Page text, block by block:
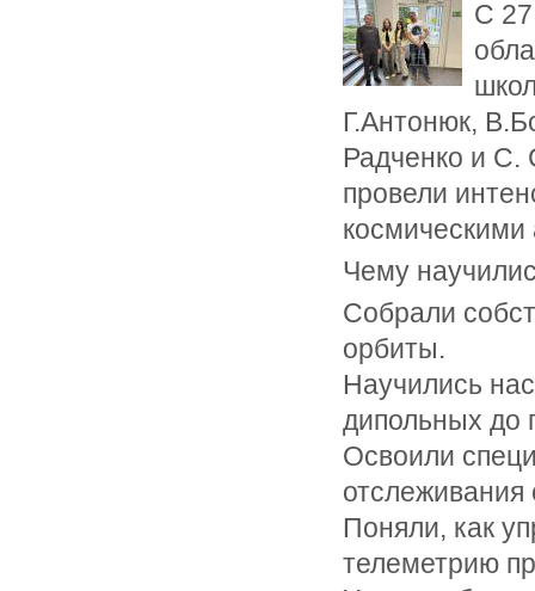
С 27
Г.Антонюк,
Радченко и С.
провели
Чему
Собрали
орбиты.
Научились
дипольных до
Освоили
отслеживания
Поняли, как
телеметрию